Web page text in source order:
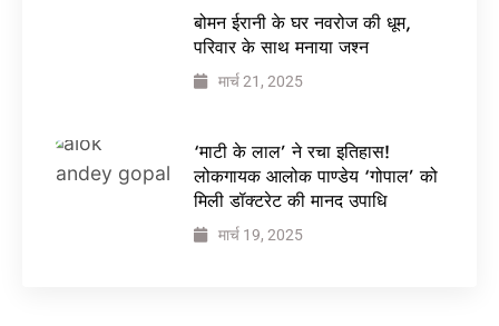
बोमन ईरानी के घर नवरोज की धूम,
परिवार के साथ मनाया जश्न
मार्च 21, 2025
‘माटी के लाल’ ने रचा इतिहास!
लोकगायक आलोक पाण्डेय ‘गोपाल’ को
मिली डॉक्टरेट की मानद उपाधि
मार्च 19, 2025